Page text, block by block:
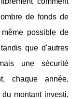
de fonds de
possible de
que d'autres
une sécurité
chaque année,
montant investi,